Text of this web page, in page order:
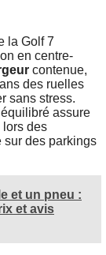
la Golf 7
en centre-
contenue,
des ruelles
sans stress.
équilibré assure
lors des
des parkings
et un pneu :
et avis